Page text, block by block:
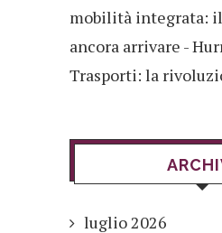
mobilità integrata:
ancora arrivare -
Trasporti: la
luglio 2026